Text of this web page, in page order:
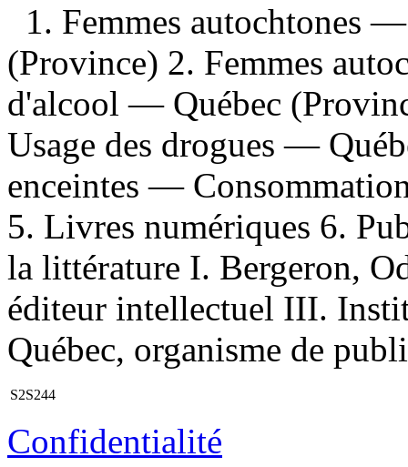
1. Femmes autochtones
(Province) 2. Femmes
d'alcool — Québec
Usage des drogues —
enceintes —
5. Livres numériques 6.
la littérature I. Bergeron,
éditeur intellectuel III.
Québec, organisme de
S2S244
Confidentialité